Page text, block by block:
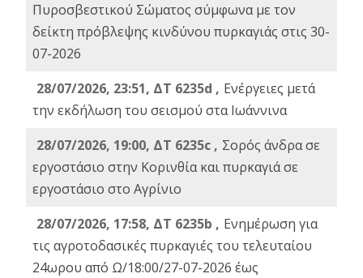
Πυροσβεστικού Σώματος σύμφωνα με τον
δείκτη πρόβλεψης κινδύνου πυρκαγιάς στις 30-
07-2026
28/07/2026, 23:51, ΔΤ 6235d , Ενέργειες μετά
την εκδήλωση του σεισμού στα Ιωάννινα
28/07/2026, 19:00, ΔΤ 6235c , Σορός άνδρα σε
εργοστάσιο στην Κορινθία και πυρκαγιά σε
εργοστάσιο στο Αγρίνιο
28/07/2026, 17:58, ΔΤ 6235b , Ενημέρωση για
τις αγροτοδασικές πυρκαγιές του τελευταίου
24ωρου από Ω/18:00/27-07-2026 έως